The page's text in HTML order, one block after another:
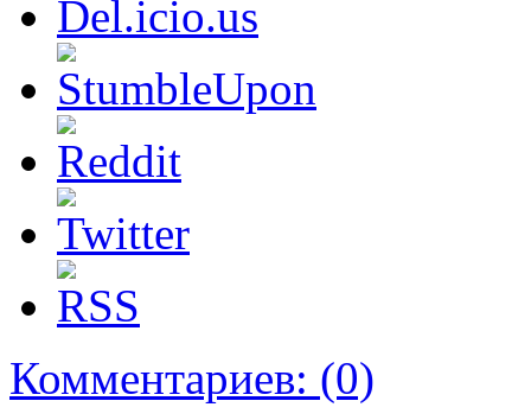
Комментариев: (0)